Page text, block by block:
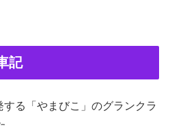
記
る「やまびこ」のグランクラ